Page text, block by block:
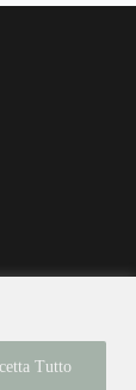
Tutto